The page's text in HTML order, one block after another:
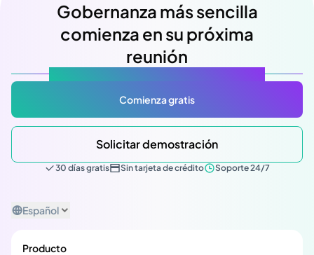
Gobernanza más sencilla
comienza en su próxima
reunión
Comienza gratis
Solicitar demostración
30 días gratis Sin tarjeta de crédito Soporte 24/7
Español
Producto